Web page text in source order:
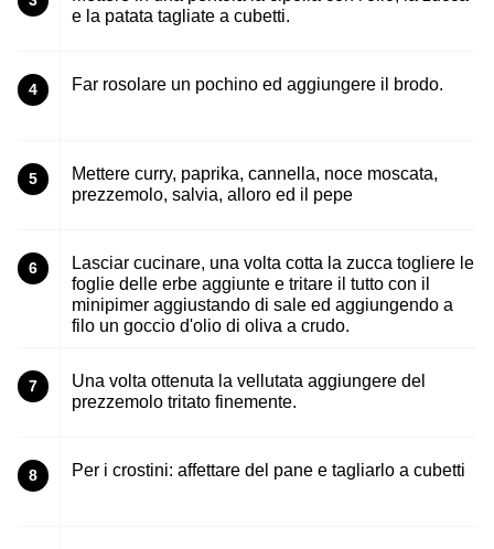
e la patata tagliate a cubetti.
4 Far rosolare un pochino ed aggiungere il brodo.
5
Mettere curry, paprika, cannella, noce moscata,
prezzemolo, salvia, alloro ed il pepe
6
Lasciar cucinare, una volta cotta la zucca togliere le
foglie delle erbe aggiunte e tritare il tutto con il
minipimer aggiustando di sale ed aggiungendo a
filo un goccio d'olio di oliva a crudo.
7
Una volta ottenuta la vellutata aggiungere del
prezzemolo tritato finemente.
8 Per i crostini: affettare del pane e tagliarlo a cubetti